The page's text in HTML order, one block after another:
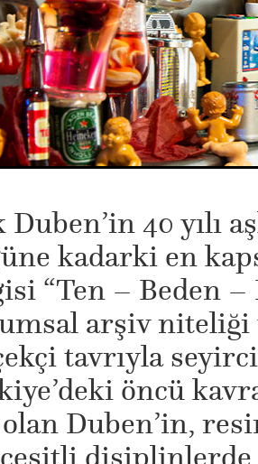
Duben’in 40 yılı
kadarki en
“Ten – Beden –
arşiv niteliği
tavrıyla
öncü
Duben’in,